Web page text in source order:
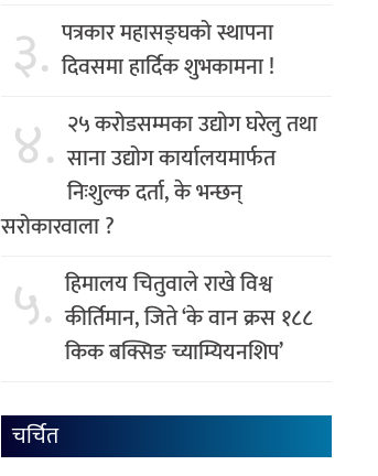
३. पत्रकार महासङ्घको स्थापना
दिवसमा हार्दिक शुभकामना !
४. २५ करोडसम्मका उद्योग घरेलु तथा
साना उद्योग कार्यालयमार्फत
निःशुल्क दर्ता, के भन्छन्
सरोकारवाला ?
५. हिमालय चितुवाले राखे विश्व
कीर्तिमान, जिते ‘के वान क्रस १८८
किक बक्सिङ च्याम्यियनशिप’
चर्चित